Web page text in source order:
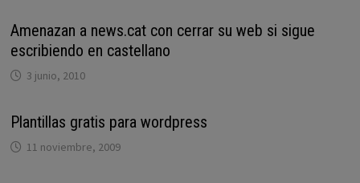
Amenazan a news.cat con cerrar su web si sigue
escribiendo en castellano
3 junio, 2010
Plantillas gratis para wordpress
11 noviembre, 2009